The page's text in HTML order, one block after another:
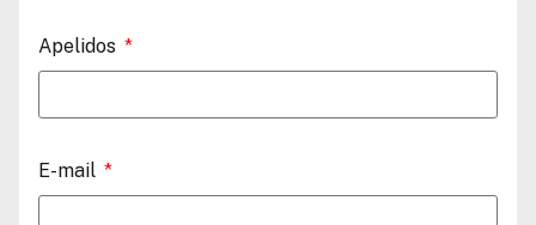
Apelidos
E-mail